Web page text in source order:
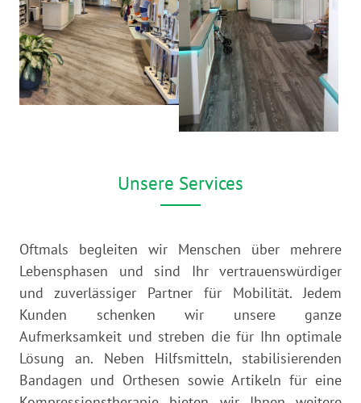
Unsere Services
Oftmals begleiten wir Menschen über mehrere
Lebensphasen und sind Ihr vertrauenswürdiger
und zuverlässiger Partner für Mobilität. Jedem
Kunden schenken wir unsere ganze
Aufmerksamkeit und streben die für Ihn optimale
Lösung an. Neben Hilfsmitteln, stabilisierenden
Banda­gen und Orthesen sowie Artikeln für eine